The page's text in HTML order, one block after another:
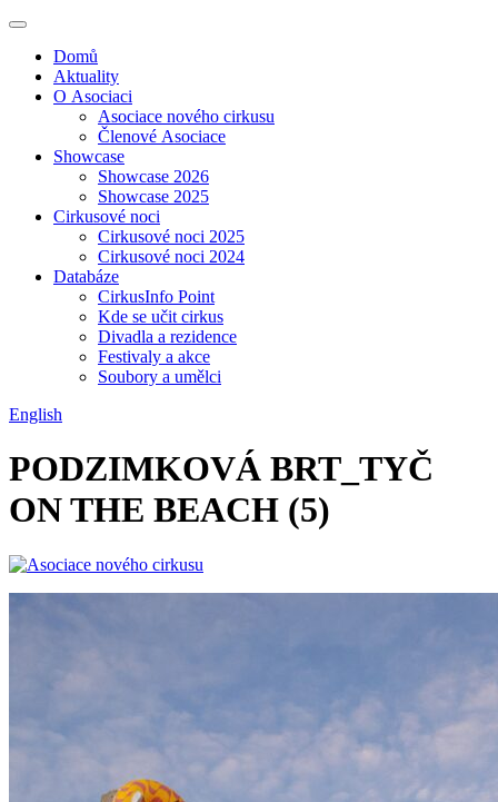
Domů
Aktuality
O Asociaci
Asociace nového cirkusu
Členové Asociace
Showcase
Showcase 2026
Showcase 2025
Cirkusové noci
Cirkusové noci 2025
Cirkusové noci 2024
Databáze
CirkusInfo Point
Kde se učit cirkus
Divadla a rezidence
Festivaly a akce
Soubory a umělci
English
PODZIMKOVÁ BRT_TYČ
ON THE BEACH (5)